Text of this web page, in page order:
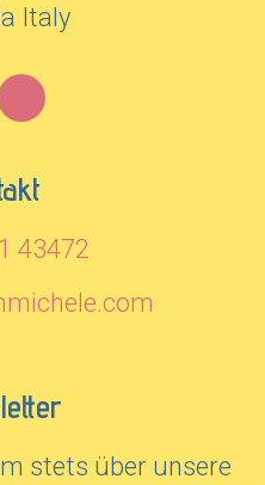
Italy
43472
stets über unsere